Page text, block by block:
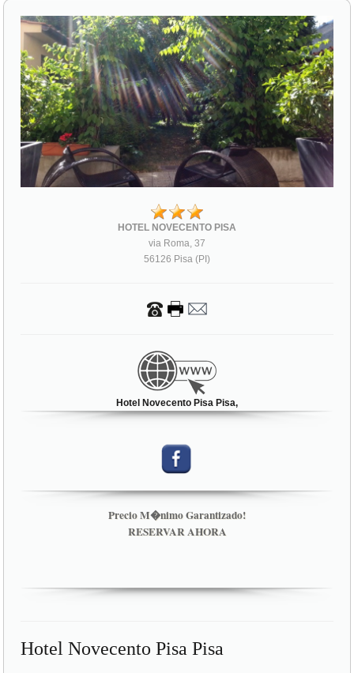
HOTEL NOVECENTO PISA
via Roma, 37
56126 Pisa (PI)
Hotel Novecento Pisa Pisa,
Precio M�nimo Garantizado!
RESERVAR AHORA
Hotel Novecento Pisa Pisa